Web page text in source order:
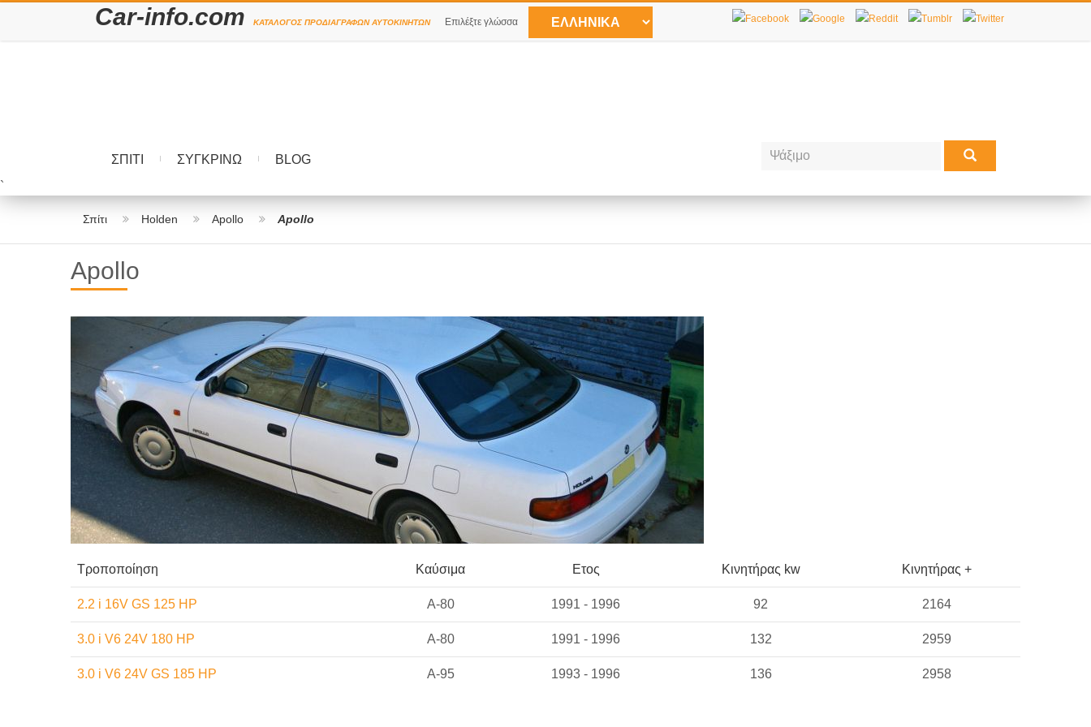
Car-info.com ΚΑΤΆΛΟΓΟΣ ΠΡΟΔΙΑΓΡΑΦΏΝ ΑΥΤΟΚΙΝΉΤΩΝ Επιλέξτε γλώσσα
ΣΠΊΤΙ ΣΥΓΚΡΊΝΩ
BLOG
`
Σπίτι Holden Apollo Apollo
Apollo
Τροποποίηση Καύσιμα Ετος Κινητήρας kw Κινητήρας +
2.2 i 16V GS 125 HP A-80 1991 - 1996 92 2164
3.0 i V6 24V 180 HP A-80 1991 - 1996 132 2959
3.0 i V6 24V GS 185 HP A-95 1993 - 1996 136 2958